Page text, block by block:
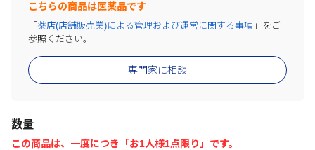
こちらの商品は医薬品です
専門家に相談
「 薬店(店舗販売業)による管理および運営に関する事項 」をご
参照ください。
数量
この商品は、一度につき「お1人様1点限り」です。